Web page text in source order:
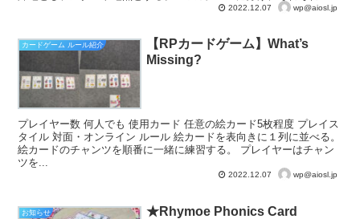
2022.12.07 wp@aiosl.jp
カードゲーム ルール紹介
【RPカードゲーム】What’s
Missing?
プレイヤー数 何人でも 使用カード 任意の絵カード5枚程度 プレイス
タイル 対面・オンライン ルール 絵カードを表向きに１列に並べる。
絵カードのチャンツを順番に一緒に練習する。 プレイヤーはチャン
ツを...
2022.12.07 wp@aiosl.jp
お知らせ
★Rhymoe Phonics Card